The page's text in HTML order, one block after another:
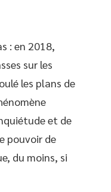
: en 2018,
sur les
les plans de
et de
pouvoir de
du moins, si